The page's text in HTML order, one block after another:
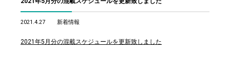
2021.4.27 新着情報
2021年5月分の混載スケジュールを更新致しました